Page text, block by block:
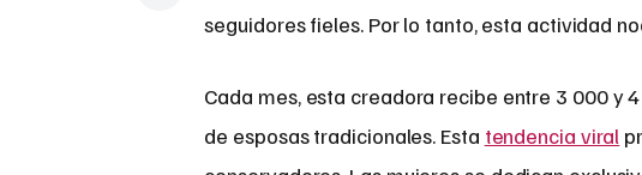
seguidores fieles. Por lo tanto, esta actividad
Cada mes, esta creadora recibe entre 3 000 y
de esposas tradicionales. Esta tendencia viral